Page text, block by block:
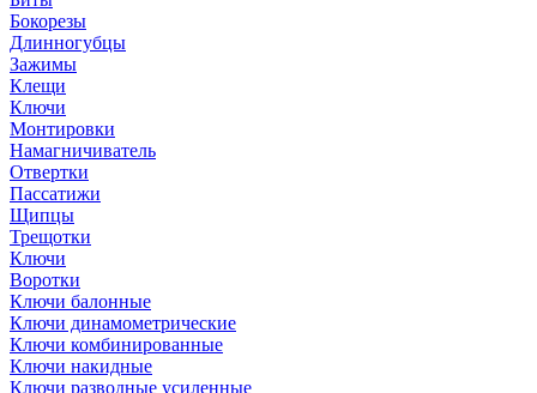
Бокорезы
Длинногубцы
Зажимы
Клещи
Ключи
Монтировки
Намагничиватель
Отвертки
Пассатижи
Щипцы
Трещотки
Ключи
Воротки
Ключи балонные
Ключи динамометрические
Ключи комбинированные
Ключи накидные
Ключи разводные усиленные